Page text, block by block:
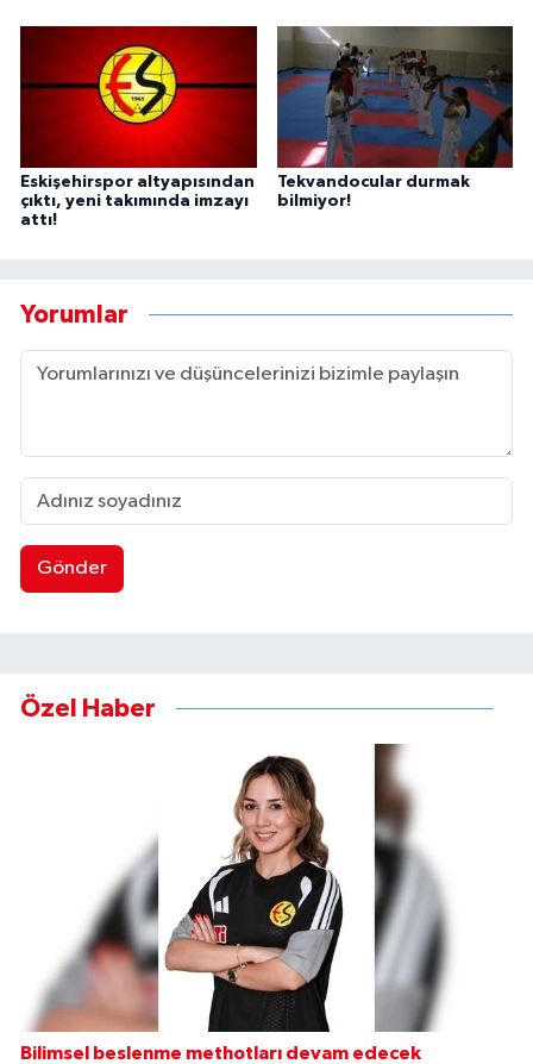
Eskişehirspor altyapısından
çıktı, yeni takımında imzayı
attı!
Tekvandocular durmak
bilmiyor!
Yorumlar
Gönder
Özel Haber
Bilimsel beslenme methotları devam edecek